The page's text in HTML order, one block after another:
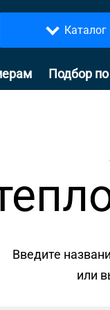
Подбор
Введите
или